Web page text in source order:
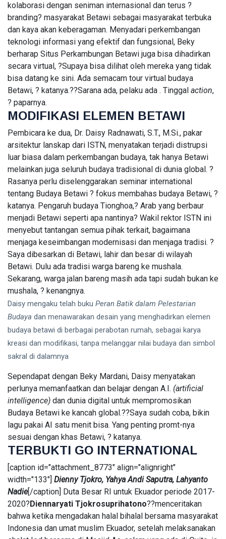
kolaborasi dengan seniman internasional dan terus ?
branding? masyarakat Betawi sebagai masyarakat terbuka
dan kaya akan keberagaman. Menyadari perkembangan
teknologi informasi yang efektif dan fungsional, Beky
berharap Situs Perkambungan Betawi juga bisa dihadirkan
secara virtual, ?Supaya bisa dilihat oleh mereka yang tidak
bisa datang ke sini. Ada semacam tour virtual budaya
Betawi, ? katanya.??Sarana ada, pelaku ada . Tinggal action,
? paparnya.
MODIFIKASI ELEMEN BETAWI
Pembicara ke dua, Dr. Daisy Radnawati, S.T., M.Si., pakar
arsitektur lanskap dari ISTN, menyatakan terjadi distrupsi
luar biasa dalam perkembangan budaya, tak hanya Betawi
melainkan juga seluruh budaya tradisional di dunia global. ?
Rasanya perlu diselenggarakan seminar international
tentang Budaya Betawi ? fokus membahas budaya Betawi, ?
katanya. Pengaruh budaya Tionghoa,? Arab yang berbaur
menjadi Betawi seperti apa nantinya? Wakil rektor ISTN ini
menyebut tantangan semua pihak terkait, bagaimana
menjaga keseimbangan modernisasi dan menjaga tradisi. ?
Saya dibesarkan di Betawi, lahir dan besar di wilayah
Betawi. Dulu ada tradisi warga bareng ke mushala.
Sekarang, warga jalan bareng masih ada tapi sudah bukan ke
mushala, ? kenangnya.
Daisy mengaku telah buku Peran Batik dalam Pelestarian
Budaya dan menawarakan desain yang menghadirkan elemen
budaya betawi di berbagai perabotan rumah, sebagai karya
kreasi dan modifikasi, tanpa melanggar nilai budaya dan simbol
sakral di dalamnya
Sependapat dengan Beky Mardani, Daisy menyatakan
perlunya memanfaatkan dan belajar dengan A.I. (artificial
intelligence) dan dunia digital untuk mempromosikan
Budaya Betawi ke kancah global.??Saya sudah coba, bikin
lagu pakai AI satu menit bisa. Yang penting promt-nya
sesuai dengan khas Betawi, ? katanya.
TERBUKTI GO INTERNATIONAL
[caption id="attachment_8773" align="alignright"
width="133"] Dienny Tjokro, Yahya Andi Saputra, Lahyanto
Nadie[/caption] Duta Besar RI untuk Ekuador periode 2017-
2020? Diennaryati Tjokrosuprihatono??menceritakan
bahwa ketika mengadakan halal bihalal bersama masyarakat
Indonesia dan umat muslim Ekuador, setelah melaksanakan